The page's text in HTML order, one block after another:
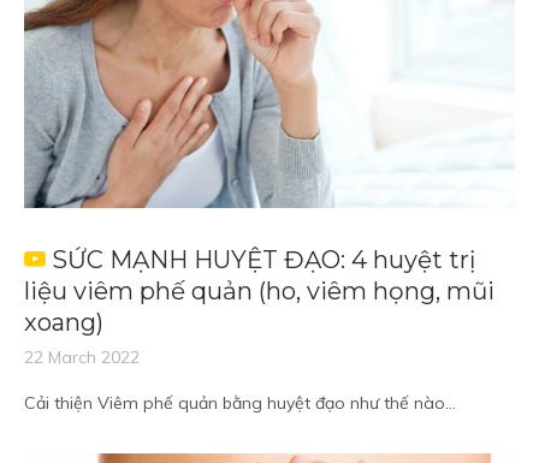
SỨC MẠNH HUYỆT ĐẠO: 4 huyệt trị
liệu viêm phế quản (ho, viêm họng, mũi
xoang)
22 March 2022
Cải thiện Viêm phế quản bằng huyệt đạo như thế nào...